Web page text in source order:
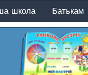
школа Батькам